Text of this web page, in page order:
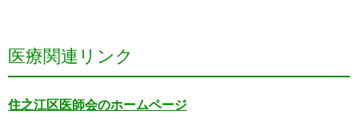
医療関連リンク
住之江区医師会のホームページ